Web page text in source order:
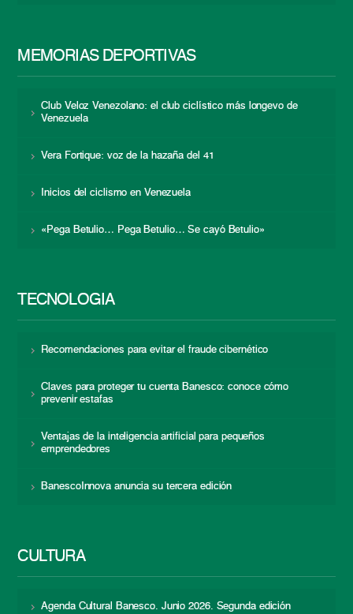
MEMORIAS DEPORTIVAS
Club Veloz Venezolano: el club ciclístico más longevo de
Venezuela
Vera Fortique: voz de la hazaña del 41
Inicios del ciclismo en Venezuela
«Pega Betulio… Pega Betulio… Se cayó Betulio»
TECNOLOGÍA
Recomendaciones para evitar el fraude cibernético
Claves para proteger tu cuenta Banesco: conoce cómo
prevenir estafas
Ventajas de la inteligencia artificial para pequeños
emprendedores
BanescoInnova anuncia su tercera edición
CULTURA
Agenda Cultural Banesco. Junio 2026. Segunda edición